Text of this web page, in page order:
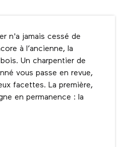
n'a jamais cessé de
à l’ancienne, la
Un charpentier de
vous passe en revue,
facettes. La première,
en permanence : la